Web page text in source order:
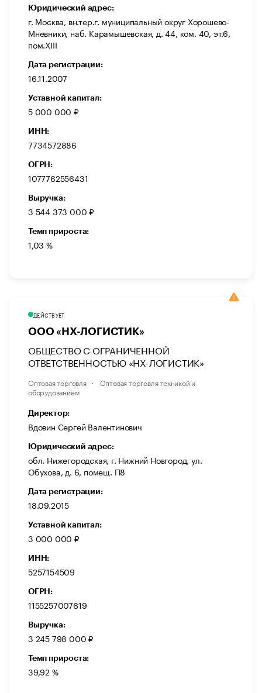
Юридический адрес:
г. Москва, вн.тер.г. муниципальный округ Хорошево-
Мневники, наб. Карамышевская, д. 44, ком. 40, эт.6,
пом.XIII
Дата регистрации:
16.11.2007
Уставной капитал:
5 000 000 ₽
ИНН:
7734572886
ОГРН:
1077762556431
Выручка:
3 544 373 000 ₽
Темп прироста:
1,03 %
ДЕЙСТВУЕТ
ООО «НХ-ЛОГИСТИК»
ОБЩЕСТВО С ОГРАНИЧЕННОЙ
ОТВЕТСТВЕННОСТЬЮ «НХ-ЛОГИСТИК»
Оптовая торговля
Оптовая торговля техникой и
оборудованием
Директор:
Вдовин Сергей Валентинович
Юридический адрес:
обл. Нижегородская, г. Нижний Новгород, ул.
Обухова, д. 6, помещ. П8
Дата регистрации:
18.09.2015
Уставной капитал:
3 000 000 ₽
ИНН:
5257154509
ОГРН:
1155257007619
Выручка:
3 245 798 000 ₽
Темп прироста:
39,92 %